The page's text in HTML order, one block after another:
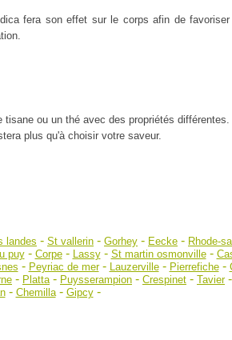
fera son effet sur le corps afin de
ou un thé avec des propriétés
plus qu'à choisir votre saveur.
landes - St vallerin - Gorhey - Eecke - Rhode-
puy- Corpe- Lassy- St martin osmonville-
- Peyriac de mer- Lauzerville- Pierrefiche-
- Platta - Puysserampion - Crespinet - Tavier-
- Chemilla- Gipcy-